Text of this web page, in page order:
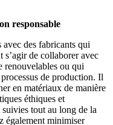
responsable
avec des fabricants qui
de collaborer avec
renouvelables ou qui
de production. Il
en matériaux de manière
éthiques et
suivies tout au long de la
également minimiser